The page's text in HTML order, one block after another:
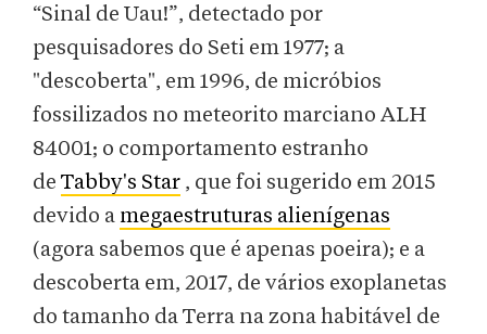
“Sinal de Uau!”, detectado por
pesquisadores do Seti em 1977; a
"descoberta", em 1996, de micróbios
fossilizados no meteorito marciano ALH
84001; o comportamento estranho
de Tabby's Star , que foi sugerido em 2015
devido a megaestruturas alienígenas
(agora sabemos que é apenas poeira); e a
descoberta em, 2017, de vários exoplanetas
do tamanho da Terra na zona habitável de